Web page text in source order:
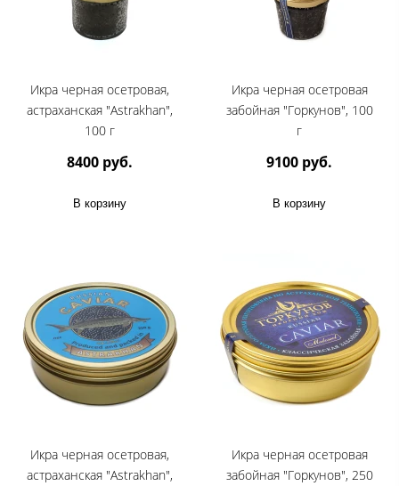
Икра черная осетровая,
астраханская "Astrakhan",
100 г
8400 руб.
В корзину
Икра черная осетровая
забойная "Горкунов", 100
г
9100 руб.
В корзину
Икра черная осетровая,
астраханская "Astrakhan",
Икра черная осетровая
забойная "Горкунов", 250